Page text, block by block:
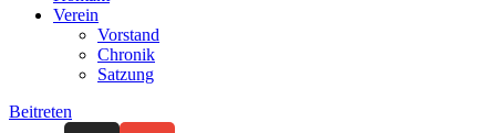
Verein
Vorstand
Chronik
Satzung
Beitreten